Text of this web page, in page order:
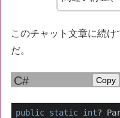
このチャット文章に続
だ。
Copy
public static int?